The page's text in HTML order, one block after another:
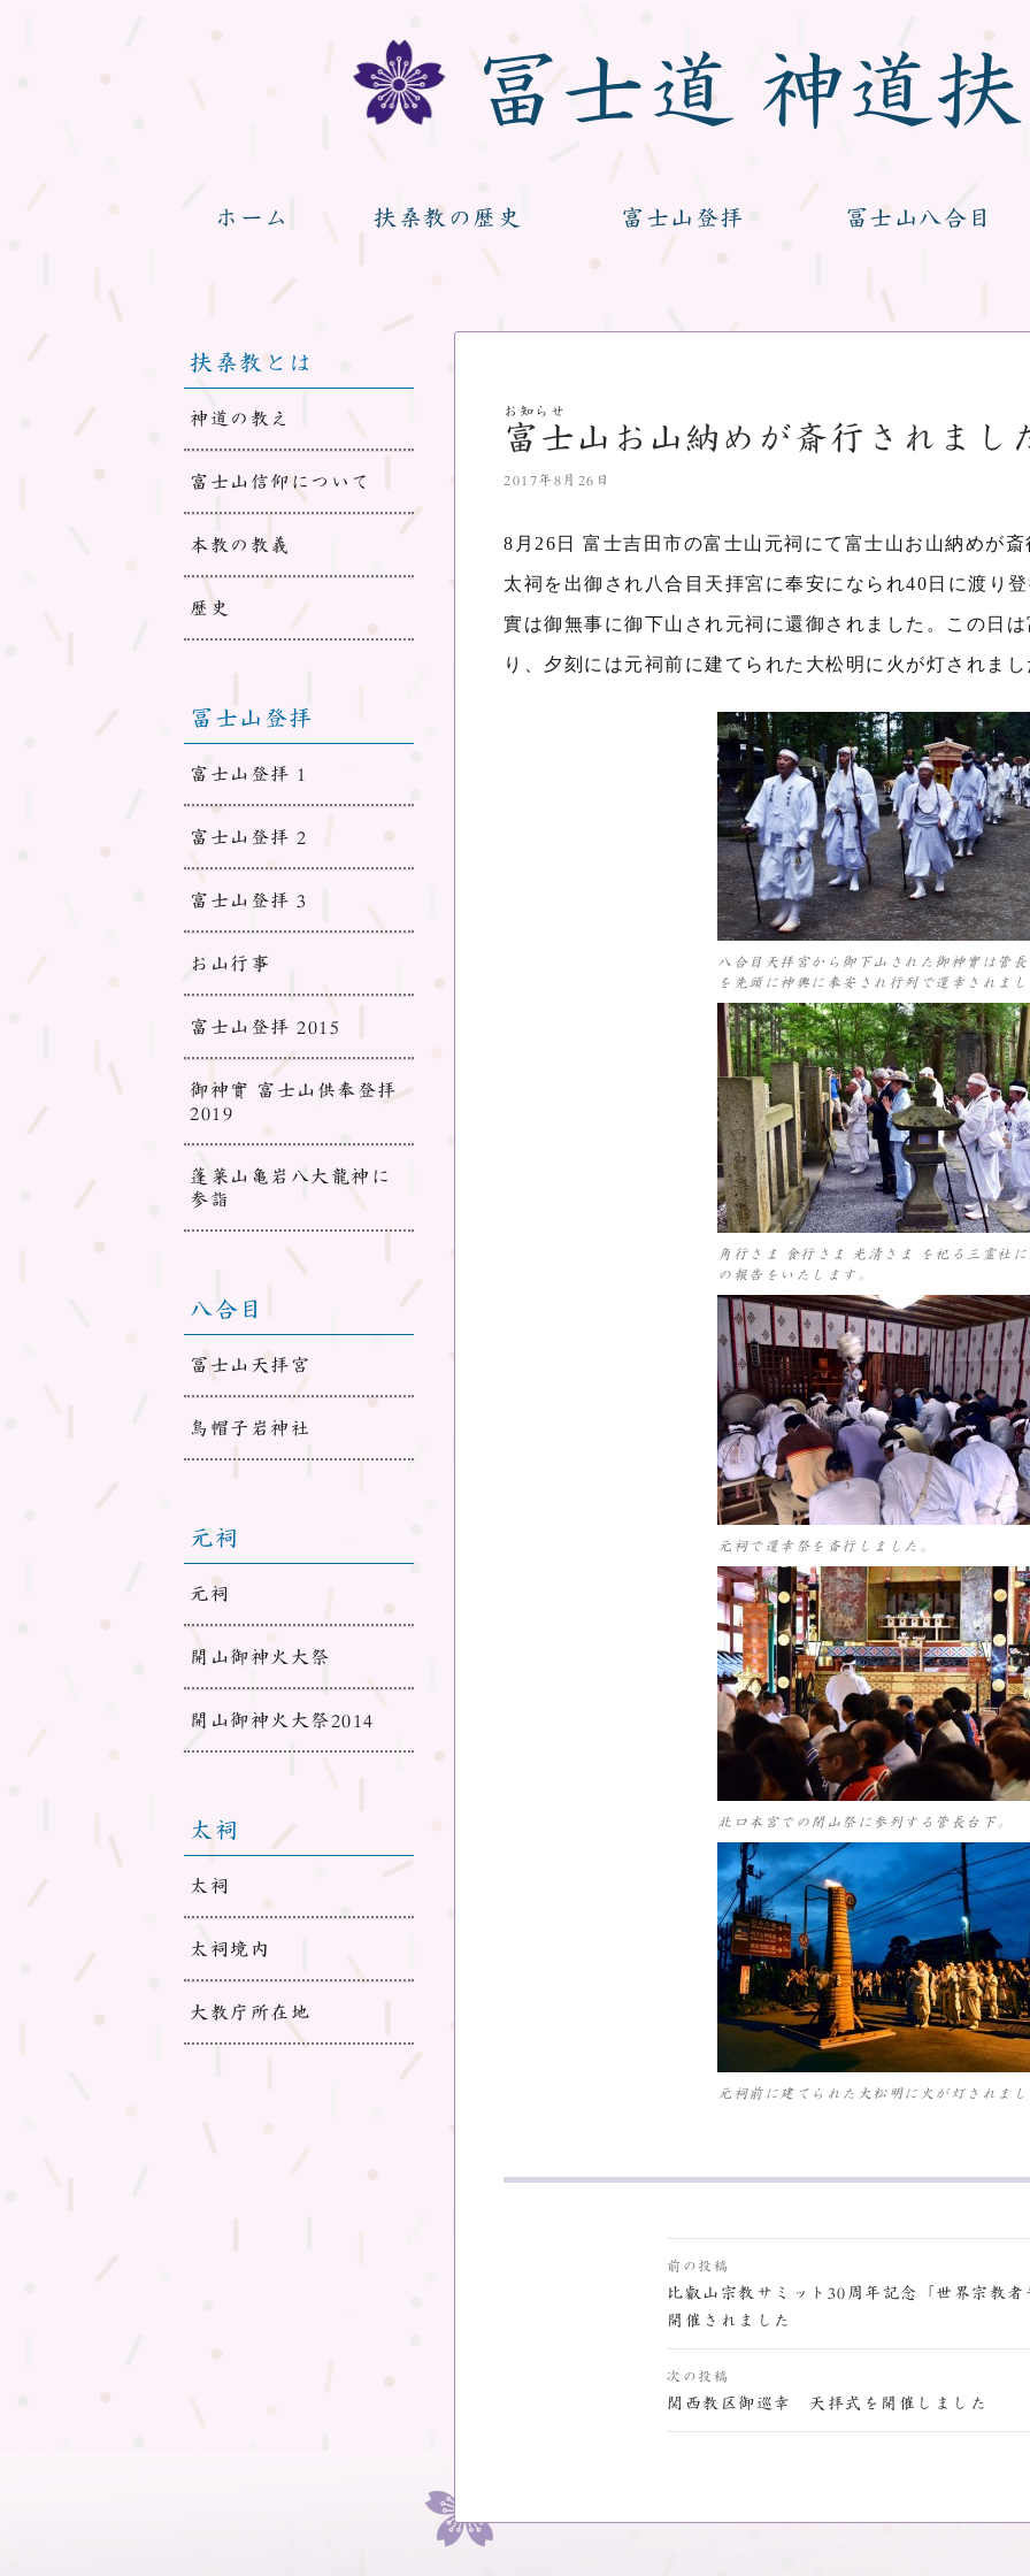
冨士道 神道
ホーム 扶桑教の歴史 富士山登拝 冨士山八合目
扶桑教とは
神道の教え
富士山信仰について
本教の教義
歴史
冨士山登拝
富士山登拝 1
富士山登拝 2
富士山登拝 3
お山行事
富士山登拝 2015
御神實 富士山供奉登拝
2019
蓬莱山亀岩八大龍神に
参詣
八合目
冨士山天拝宮
烏帽子岩神社
元祠
元祠
開山御神火大祭
開山御神火大祭2014
太祠
太祠
太祠境内
大教庁所在地
お知らせ
富士山お山納めが斎行されまし
2017年8月26日
8月26日 富士吉田市の富士山元祠にて富士山お山納めが
太祠を出御され八合目天拝宮に奉安になられ40日に渡り
實は御無事に御下山され元祠に還御されました。この日
り、夕刻には元祠前に建てられた大松明に火が灯されま
八合目天拝宮から御下山された御神實は管
を先頭に神輿に奉安され行列で還幸されま
角行さま 食行さま 光清さま を祀る三霊社
の報告をいたします。
元祠で還幸祭を斎行しました。
北口本宮での閉山祭に参列する管長台下。
元祠前に建てられた大松明に火が灯されま
投
稿
ナ
ビ
ゲ
前の投稿
比叡山宗教サミット30周年記念「世界宗教
開催されました
次の投稿
関西教区御巡幸 天拝式を開催しました